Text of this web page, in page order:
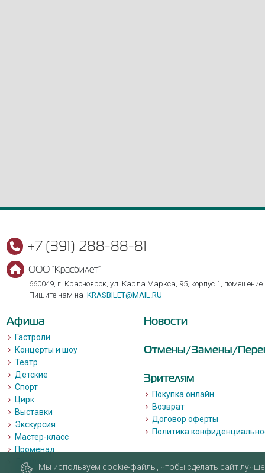
+7 (391) 288-88-81
ООО "Красбилет"
660049, г. Красноярск, ул. Карла Маркса, 95, корпус 1, помещение
Пишите нам на KRASBILET@MAIL.RU
Афиша
Гастроли
Концерты и шоу
Театр
Детские
Спорт
Цирк
Выставки
Экскурсия
Мастер-класс
Променад
Лекции
Новости
Отмены/Замены/
Зрителям
Покупка онлайн
Возврат
Договор оферты
Политика
Мы используем cookie-файлы, чтобы сделать сайт лучше